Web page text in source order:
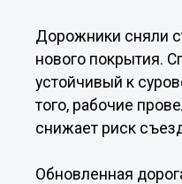
Дорожники сняли
нового покрытия.
устойчивый к
того, рабочие
снижает риск
Обновленная